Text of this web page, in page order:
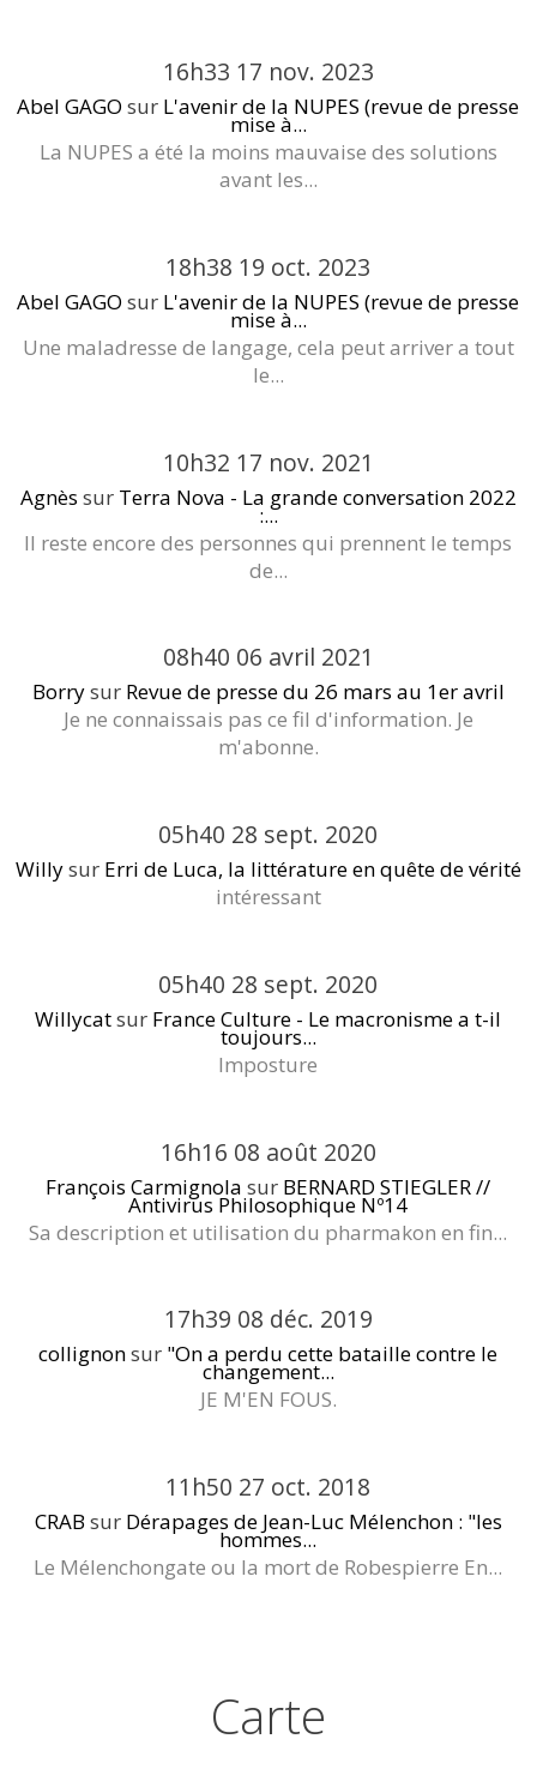
16h33 17 nov. 2023
Abel GAGO sur L'avenir de la NUPES (revue de presse
mise à...
La NUPES a été la moins mauvaise des solutions
avant les...
18h38 19 oct. 2023
Abel GAGO sur L'avenir de la NUPES (revue de presse
mise à...
Une maladresse de langage, cela peut arriver a tout
le...
10h32 17 nov. 2021
Agnès sur Terra Nova - La grande conversation 2022
:...
Il reste encore des personnes qui prennent le temps
de...
08h40 06 avril 2021
Borrysur Revue de presse du 26 mars au 1er avril
Je ne connaissais pas ce fil d'information. Je
m'abonne.
05h40 28 sept. 2020
Willysur Erri de Luca, la littérature en quête de vérité
intéressant
05h40 28 sept. 2020
Willycatsur France Culture - Le macronisme a t-il
toujours...
Imposture
16h16 08 août 2020
François Carmignola sur BERNARD STIEGLER //
Antivirus Philosophique Nº14
Sa description et utilisation du pharmakon en fin...
17h39 08 déc. 2019
collignonsur "On a perdu cette bataille contre le
changement...
JE M'EN FOUS.
11h50 27 oct. 2018
CRAB sur Dérapages de Jean-Luc Mélenchon : "les
hommes...
Le Mélenchongate ou la mort de Robespierre En...
Carte